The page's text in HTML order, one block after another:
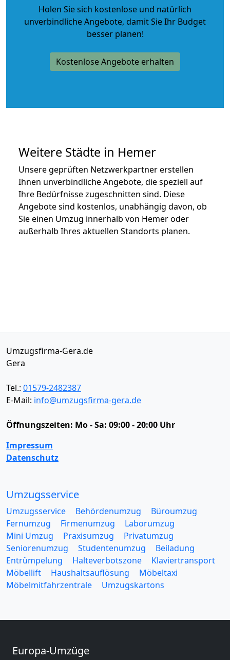
Holen Sie sich kostenlose und natürlich
unverbindliche Angebote, damit Sie Ihr Budget
besser planen!
Kostenlose Angebote erhalten
Weitere Städte in Hemer
Unsere geprüften Netzwerkpartner erstellen
Ihnen unverbindliche Angebote, die speziell auf
Ihre Bedürfnisse zugeschnitten sind. Diese
Angebote sind kostenlos, unabhängig davon, ob
Sie einen Umzug innerhalb von Hemer oder
außerhalb Ihres aktuellen Standorts planen.
Umzugsfirma-Gera.de
Gera
Tel.: 01579-2482387
E-Mail: info@umzugsfirma-gera.de
Öffnungszeiten: Mo - Sa: 09:00 - 20:00 Uhr
Impressum
Datenschutz
Umzugsservice
Umzugsservice Behördenumzug
Büroumzug
Fernumzug
Firmenumzug
Laborumzug
Mini Umzug
Praxisumzug
Privatumzug
Seniorenumzug
Studentenumzug
Beiladung
Entrümpelung
Halteverbotszone
Klaviertransport
Möbellift
Haushaltsauflösung
Möbeltaxi
Möbelmitfahrzentrale
Umzugskartons
Europa-Umzüge